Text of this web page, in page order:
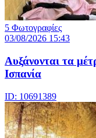
5 Φωτογραφίες
03/08/2026 15:43
Αυξάνονται τα
Ισπανία
ID: 10691389